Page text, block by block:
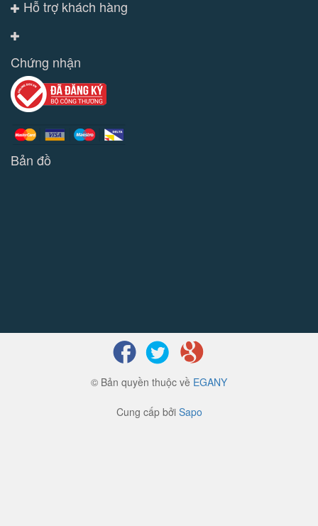
Hỗ trợ khách hàng
Chứng nhận
Bản đồ
© Bản quyền thuộc về EGANY
Cung cấp bởi Sapo